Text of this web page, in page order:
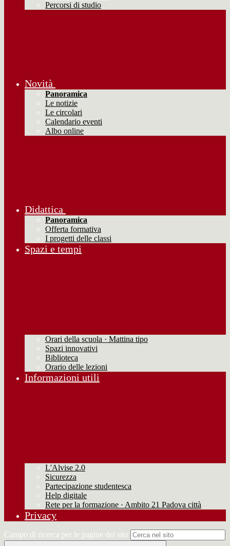
Percorsi di studio
Novità
Panoramica
Le notizie
Le circolari
Calendario eventi
Albo online
Didattica
Panoramica
Offerta formativa
I progetti delle classi
Spazi e tempi
Orari della scuola · Mattina tipo
Spazi innovativi
Biblioteca
Orario delle lezioni
Informazioni utili
L'Alvise 2.0
Sicurezza
Partecipazione studentesca
Help digitale
Rete per la formazione · Ambito 21 Padova città
Privacy
Campo di ricerca per le pagine del sito